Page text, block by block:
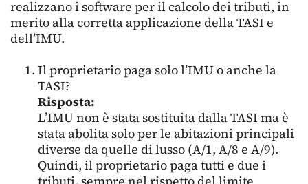
realizzano i software per il calcolo dei tributi, in
merito alla corretta applicazione della TASI e
dell’IMU.
Il proprietario paga solo l’IMU o anche la
TASI?
Risposta:
L’IMU non è stata sostituita dalla TASI ma è
stata abolita solo per le abitazioni principali
diverse da quelle di lusso (A/1, A/8 e A/9).
Quindi, il proprietario paga tutti e due i